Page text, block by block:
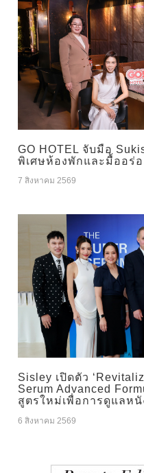
GO HOTEL จับมือ
พิเศษห้องพักและมื้ออร่
7 สิงหาคม 2569
Sisley เปิดตัว
Serum Advanced
สูตรใหม่เพื่อการดูแลห
6 สิงหาคม 2569